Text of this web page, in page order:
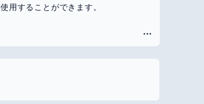
用することができます。